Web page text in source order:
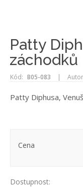
Patty
záchodků
Kód: B05-083 |
Patty Diphusa,
Cena
Dostupnost: